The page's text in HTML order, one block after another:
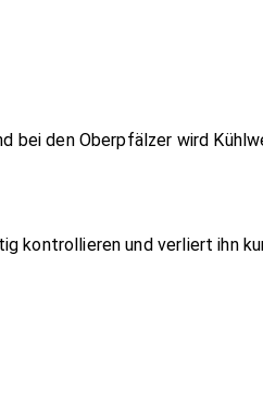
bei den Oberpfälzer wird
kontrollieren und verliert ihn